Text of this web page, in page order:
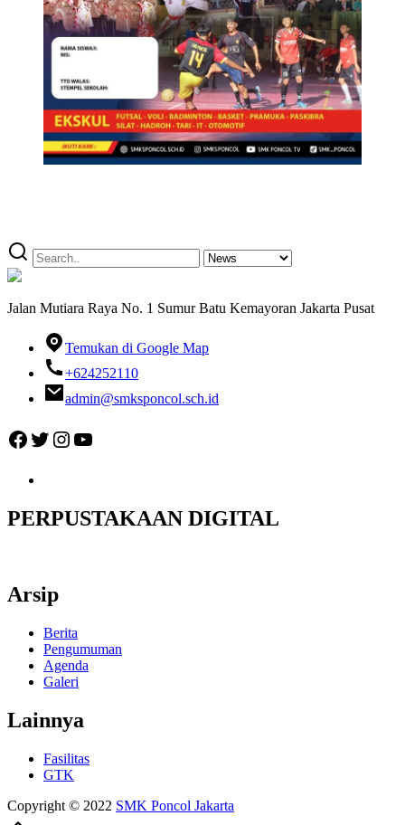
Jalan Mutiara Raya No. 1 Sumur Batu Kemayoran Jakarta Pusat
Temukan di Google Map
+624252110
admin@smksponcol.sch.id
Facebook
Twitter
Instagram
YouTube
PERPUSTAKAAN DIGITAL
Arsip
Berita
Pengumuman
Agenda
Galeri
Lainnya
Fasilitas
GTK
Copyright © 2022 SMK Poncol Jakarta